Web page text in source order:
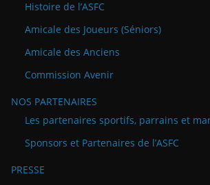
Histoire de l’ASFC
Amicale des Joueurs (Séniors)
Amicale des Anciens
Commission Avenir
NOS PARTENAIRES
Les partenaires sportifs, parrains et
Sponsors et Partenaires de l’ASFC
PRESSE